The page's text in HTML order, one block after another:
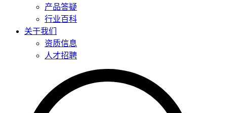
产品答疑
行业百科
关于我们
资质信息
人才招聘